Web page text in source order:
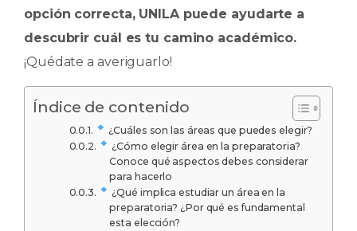
opción correcta, UNILA puede ayudarte a
descubrir cuál es tu camino académico.
¡Quédate a averiguarlo!
Índice de contenido
​ ¿Cuáles son las áreas que puedes elegir?
​ ¿Cómo elegir área en la preparatoria?
Conoce qué aspectos debes considerar
para hacerlo
​ ¿Qué implica estudiar un área en la
preparatoria? ¿Por qué es fundamental
esta elección?